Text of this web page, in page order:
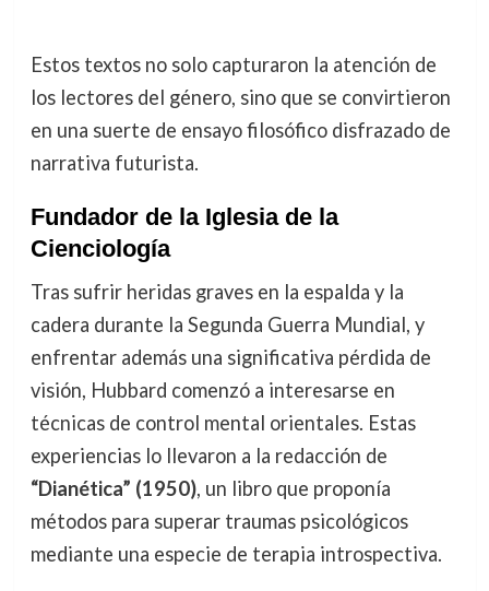
Estos textos no solo capturaron la atención de
los lectores del género, sino que se convirtieron
en una suerte de ensayo filosófico disfrazado de
narrativa futurista.
Fundador de la Iglesia de la
Cienciología
Tras sufrir heridas graves en la espalda y la
cadera durante la Segunda Guerra Mundial, y
enfrentar además una significativa pérdida de
visión, Hubbard comenzó a interesarse en
técnicas de control mental orientales. Estas
experiencias lo llevaron a la redacción de
“Dianética” (1950), un libro que proponía
métodos para superar traumas psicológicos
mediante una especie de terapia introspectiva.